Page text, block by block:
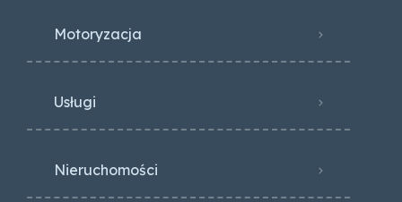
Motoryzacja
Usługi
Nieruchomości